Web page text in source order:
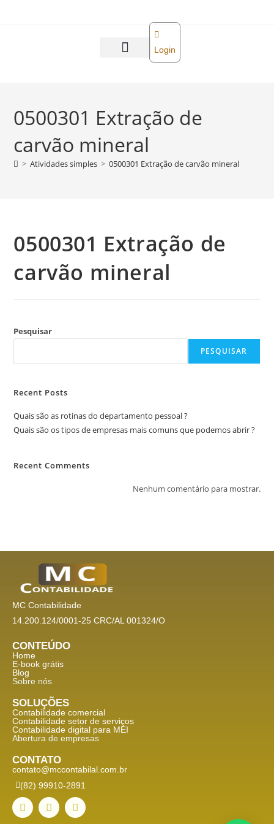
Login
0500301 Extração de
carvão mineral
> Atividades simples > 0500301 Extração de carvão mineral
0500301 Extração de
carvão mineral
Pesquisar
PESQUISAR
Recent Posts
Quais são as rotinas do departamento pessoal ?
Quais são os tipos de empresas mais comuns que podemos abrir ?
Recent Comments
Nenhum comentário para mostrar.
MC Contabilidade
14.200.124/0001-25 CRC/AL 001324/O
CONTEÚDO
Home
E-book grátis
Blog
Sobre nós
SOLUÇÕES
Contabilidade comercial
Contabilidade setor de serviços
Contabilidade digital para MEI
Abertura de empresas
CONTATO
contato@mccontabilal.com.br
(82) 99910-2891